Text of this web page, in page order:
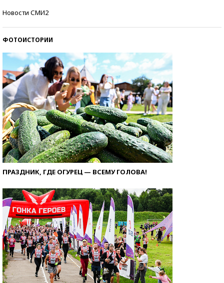
Новости СМИ2
ФОТОИСТОРИИ
ПРАЗДНИК, ГДЕ ОГУРЕЦ — ВСЕМУ ГОЛОВА!